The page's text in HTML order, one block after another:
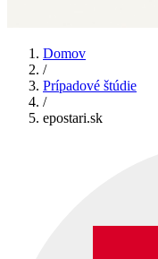
Domov
/
Prípadové štúdie
/
epostari.sk